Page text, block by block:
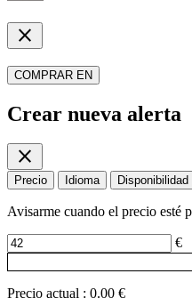
close
COMPRAR EN
Crear nueva alerta
close
Precio Idioma Disponibilidad
Avisarme cuando el precio esté
€
Precio actual : 0.00 €